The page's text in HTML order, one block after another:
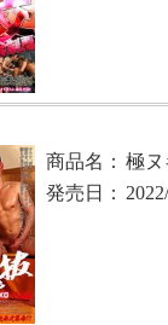
商品名： 極
発売日：